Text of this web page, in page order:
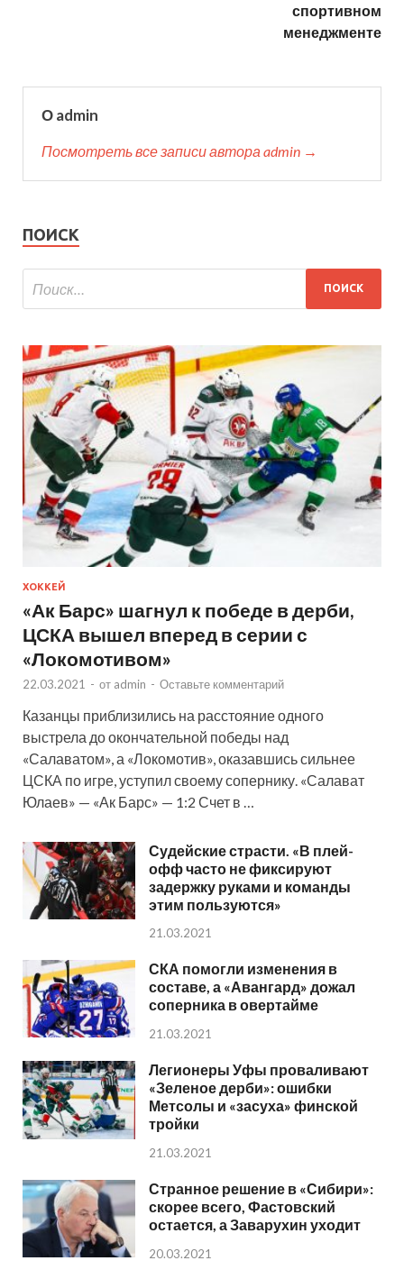
спортивном
менеджменте
О admin
Посмотреть все записи автора admin →
ПОИСК
ХОККЕЙ
«Ак Барс» шагнул к победе в дерби,
ЦСКА вышел вперед в серии с
«Локомотивом»
22.03.2021 - от admin - Оставьте комментарий
Казанцы приблизились на расстояние одного
выстрела до окончательной победы над
«Салаватом», а «Локомотив», оказавшись сильнее
ЦСКА по игре, уступил своему сопернику. «Салават
Юлаев» — «Ак Барс» — 1:2 Счет в …
Судейские страсти. «В плей-
офф часто не фиксируют
задержку руками и команды
этим пользуются»
21.03.2021
СКА помогли изменения в
составе, а «Авангард» дожал
соперника в овертайме
21.03.2021
Легионеры Уфы проваливают
«Зеленое дерби»: ошибки
Метсолы и «засуха» финской
тройки
21.03.2021
Странное решение в «Сибири»:
скорее всего, Фастовский
остается, а Заварухин уходит
20.03.2021